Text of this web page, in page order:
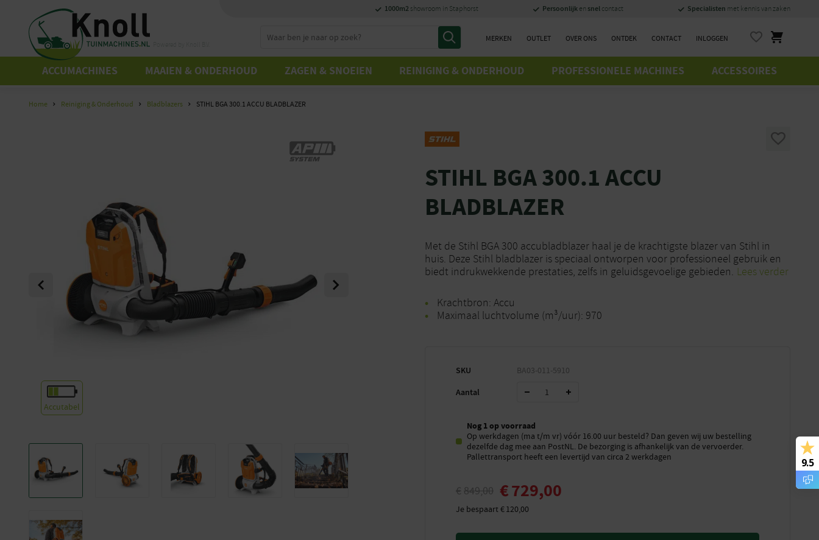
1000m2 showroom in Staphorst Persoonlijk en snel contact Specialisten met kennis van zaken
MERKEN OUTLET OVER ONS ONTDEK CONTACT INLOGGEN
ACCUMACHINES MAAIEN & ONDERHOUD ZAGEN & SNOEIEN REINIGING & ONDERHOUD PROFESSIONELE MACHINES ACCESSOIRES
Home Reiniging & Onderhoud Bladblazers STIHL BGA 300.1 ACCU BLADBLAZER
Accutabel
Previous Next
STIHL BGA 300.1 ACCU
BLADBLAZER
Met de Stihl BGA 300 accubladblazer haal je de krachtigste blazer van Stihl in
huis. Deze Stihl bladblazer is speciaal ontworpen voor professioneel gebruik en
biedt indrukwekkende prestaties, zelfs in geluidsgevoelige gebieden. Lees verder
Krachtbron: Accu
Maximaal luchtvolume (m³/uur): 970
SKU BA03-011-5910
Aantal
Nog 1 op voorraad
Op werkdagen (ma t/m vr) vóór 16.00 uur besteld? Dan geven wij uw bestelling
dezelfde dag mee aan PostNL. De bezorging is afhankelijk van de vervoerder.
Pallettransport heeft een levertijd van circa 2 werkdagen
€849,00 €729,00
Je bespaart€120,00
9.5